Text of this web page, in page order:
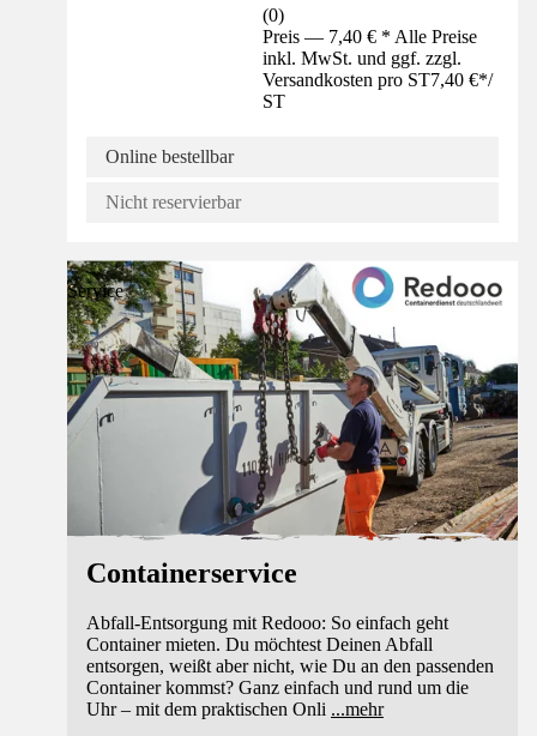
(0)
Preis — 7,40 € * Alle Preise
inkl. MwSt. und ggf. zzgl.
Versandkosten pro ST7,40 €*/
ST
Online bestellbar
Nicht reservierbar
Service
Containerservice
Abfall-Entsorgung mit Redooo: So einfach geht
Container mieten. Du möchtest Deinen Abfall
entsorgen, weißt aber nicht, wie Du an den passenden
Container kommst? Ganz einfach und rund um die
Uhr – mit dem praktischen Onli ...mehr